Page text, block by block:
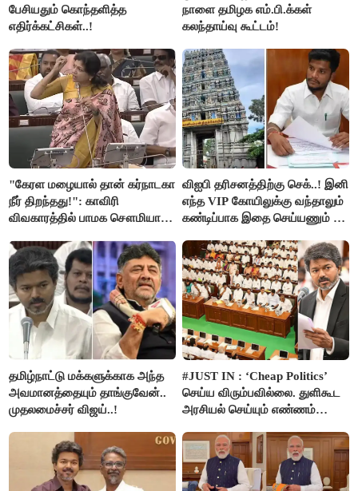
பேசியதும் கொந்தளித்த
எதிர்க்கட்சிகள்..!
நாளை தமிழக எம்.பி.க்கள்
கலந்தாய்வு கூட்டம்!
"கேரள மழையால் தான் கர்நாடகா
நீர் திறந்தது!": காவிரி
விவகாரத்தில் பாமக சௌமியா
விஐபி தரிசனத்திற்கு செக்..! இனி
எந்த VIP கோயிலுக்கு வந்தாலும்
கண்டிப்பாக இதை செய்யணும் -
தமிழ்நாட்டு மக்களுக்காக அந்த
அவமானத்தையும் தாங்குவேன்..
முதலமைச்சர் விஜய்..!
#JUST IN : ‘Cheap Politics’
செய்ய விரும்பவில்லை. துளிகூட
அரசியல் செய்யும் எண்ணம்
விஜய் பதில்!